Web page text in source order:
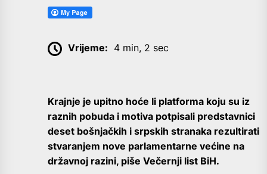
Vrijeme: 4 min, 2 sec
Krajnje je upitno hoće li platforma koju su iz
raznih pobuda i motiva potpisali predstavnici
deset bošnjačkih i srpskih stranaka rezultirati
stvaranjem nove parlamentarne većine na
državnoj razini, piše Večernji list BiH.